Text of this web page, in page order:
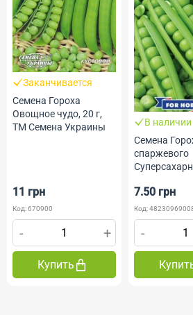
Заканчивается
Семена Гороха
Овощное чудо, 20 г,
ТМ Семена Украины
11 грн
Код: 670900
- +
Купить
В наличии
Семена
спаржевого
7.50 грн
Код:
-